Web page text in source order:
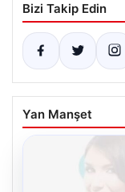
Bizi Takip Edin
Yan Manşet